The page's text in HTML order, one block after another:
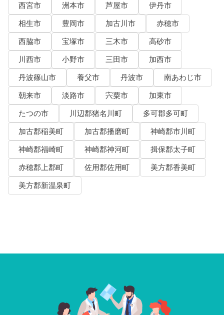
西宮市
洲本市 芦屋市
伊丹市
相生市
豊岡市 加古川市
赤穂市
西脇市
宝塚市 三木市
高砂市
川西市
小野市 三田市
加西市
丹波篠山市
養父市 丹波市
南あわじ市
朝来市
淡路市 宍粟市
加東市
たつの市
川辺郡猪名川町
多可郡多可町
加古郡稲美町
加古郡播磨町
神崎郡市川町
神崎郡福崎町
神崎郡神河町
揖保郡太子町
赤穂郡上郡町
佐用郡佐用町
美方郡香美町
美方郡新温泉町